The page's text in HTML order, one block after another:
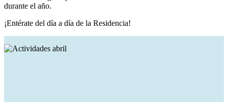
durante el año.
¡Entérate del día a día de la Residencia!